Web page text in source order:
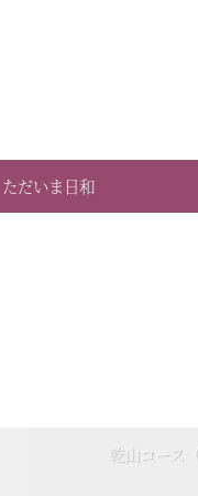
ただいま日和
乾山コース
宗達コース